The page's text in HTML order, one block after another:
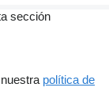
sección
política de